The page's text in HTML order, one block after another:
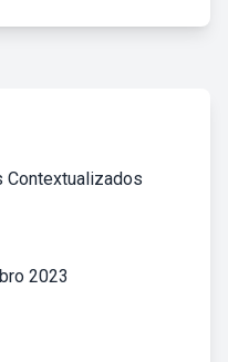
Contextualizados
2023